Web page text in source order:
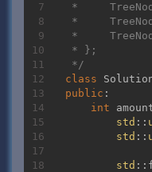
*
*
*
* };
*/
class
public :
int
std ::
std ::
std